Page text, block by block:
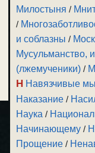
Милостыня /
/
и соблазны /
Мусульманство,
(лжемученики) /
Н Навязчивые
Наказание /
Наука /
Начинающему /
Прощение /